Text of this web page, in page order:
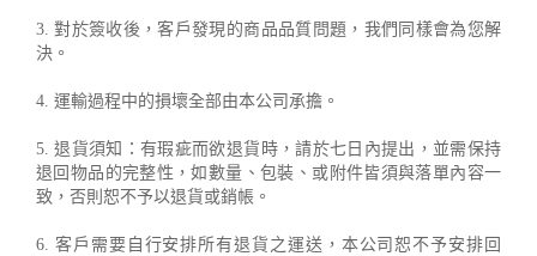
3. 對於簽收後，客戶發現的商品品質問題，我們同樣會為您解
決。
4. 運輸過程中的損壞全部由本公司承擔。
5. 退貨須知：有瑕疵而欲退貨時，請於七日內提出，並需保持
退回物品的完整性，如數量、包裝、或附件皆須與落單內容一
致，否則恕不予以退貨或銷帳。
6. 客戶需要自行安排所有退貨之運送，本公司恕不予安排回